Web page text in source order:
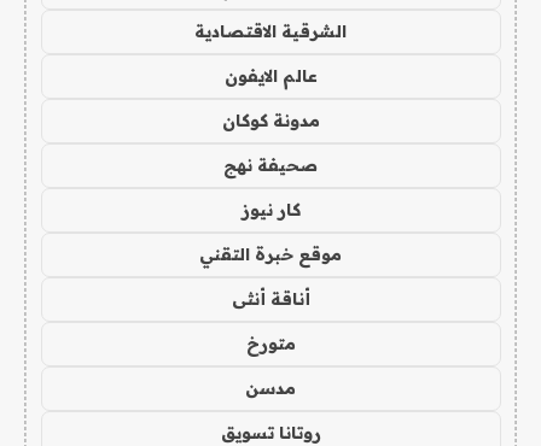
الشرقية الاقتصادية
عالم الايفون
مدونة كوكان
صحيفة نهج
كار نيوز
موقع خبرة التقني
أناقة أنثى
متورخ
مدسن
روتانا تسويق